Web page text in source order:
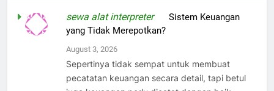
sewa alat interpreteronSistem Keuangan
yang Tidak Merepotkan?
August 3, 2026
Sepertinya tidak sempat untuk membuat
pecatatan keuangan secara detail, tapi betul